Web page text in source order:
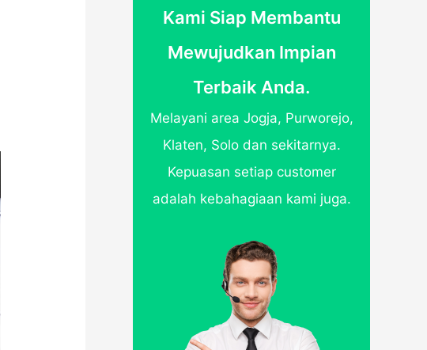
Kami Siap Membantu
Mewujudkan Impian
Terbaik Anda.
Melayani area Jogja, Purworejo,
Klaten, Solo dan sekitarnya.
Kepuasan setiap customer
adalah kebahagiaan kami juga.